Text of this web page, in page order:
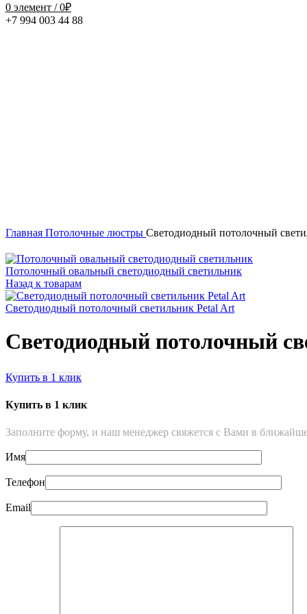
0 элемент / 0₽
+7 994 003 44 88
Главная Потолочные люстры Светодиодный потолочный
Потолочный овальный светодиодный светильник
Назад к товарам
Светодиодный потолочный светильник Petal Art
Светодиодный потолочный
Купить в 1 клик
Купить в 1 клик
Заполните форму, и наш менеджер свяжется с Вами в
Имя
Телефон
Email